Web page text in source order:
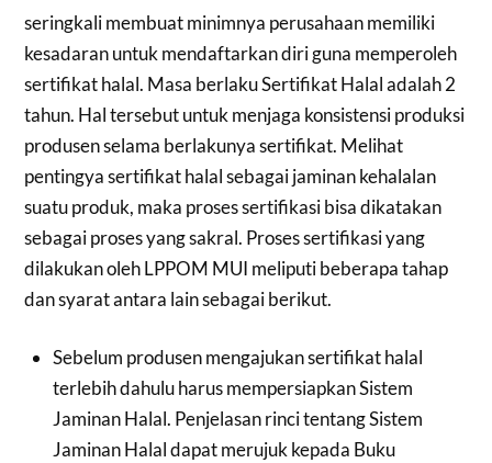
seringkali membuat minimnya perusahaan memiliki
kesadaran untuk mendaftarkan diri guna memperoleh
sertifikat halal. Masa berlaku Sertifikat Halal adalah 2
tahun. Hal tersebut untuk menjaga konsistensi produksi
produsen selama berlakunya sertifikat. Melihat
pentingya sertifikat halal sebagai jaminan kehalalan
suatu produk, maka proses sertifikasi bisa dikatakan
sebagai proses yang sakral. Proses sertifikasi yang
dilakukan oleh LPPOM MUI meliputi beberapa tahap
dan syarat antara lain sebagai berikut.
Sebelum produsen mengajukan sertifikat halal
terlebih dahulu harus mempersiapkan Sistem
Jaminan Halal. Penjelasan rinci tentang Sistem
Jaminan Halal dapat merujuk kepada Buku